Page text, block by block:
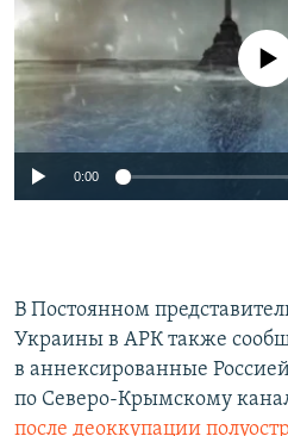
1080p
No media source
0:00
В Постоянном
Украины в АРК также
в аннексированные
по Северо-Крымскому
после деоккупации